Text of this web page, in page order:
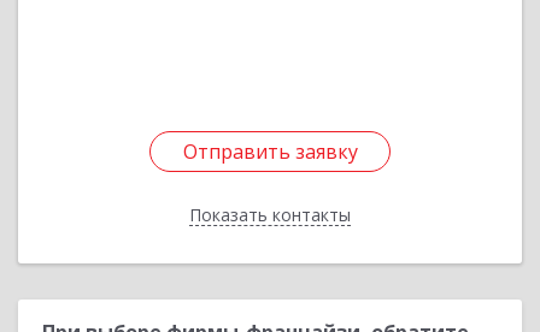
Отправить заявку
Показать контакты
Отправить заявку
Назад